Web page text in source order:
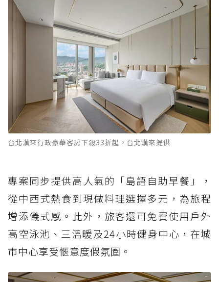
台北漢來行政豪華客房下殺33折起。台北漢來提供
專案同步提供高人氣的「島語自助早餐」，
從中西式熱食到現做料理選擇多元，為旅程
增添儀式感。此外，旅客還可免費使用戶外
高空泳池、三溫暖及24小時健身中心，在城
市中心享受愜意度假氛圍。